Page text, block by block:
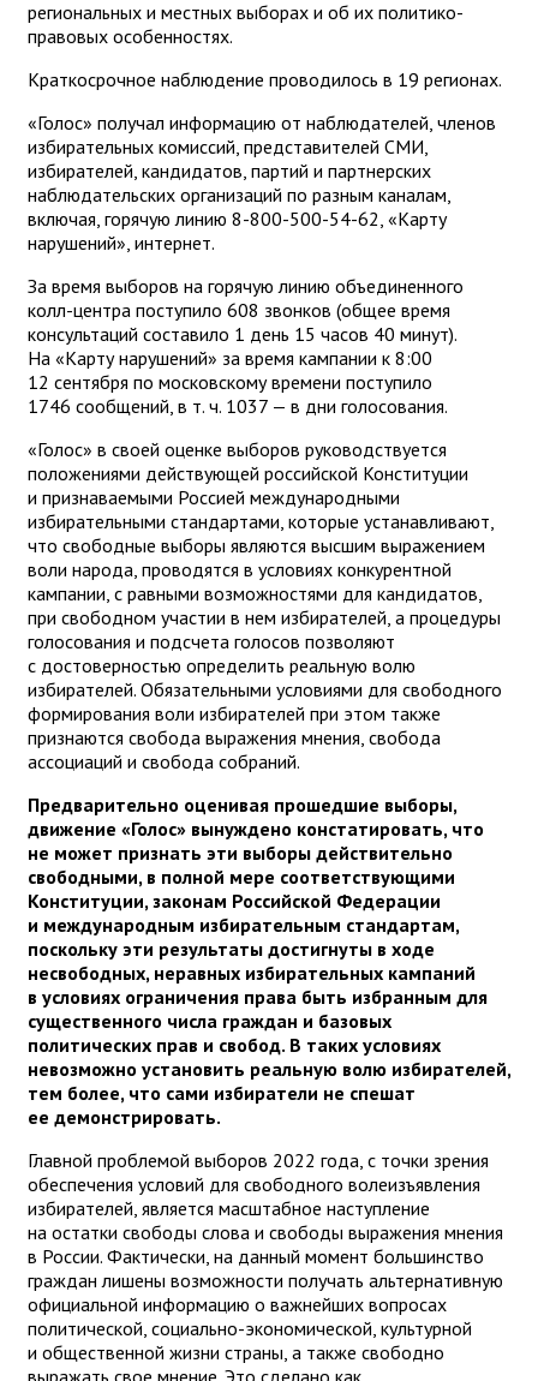
региональных и местных выборах и об их политико-
правовых особенностях.
Краткосрочное наблюдение проводилось в 19 регионах.
«Голос» получал информацию от наблюдателей, членов
избирательных комиссий, представителей СМИ,
избирателей, кандидатов, партий и партнерских
наблюдательских организаций по разным каналам,
включая, горячую линию 8-800-500-54-62, «Карту
нарушений», интернет.
За время выборов на горячую линию объединенного
колл-центра поступило 608 звонков (общее время
консультаций составило 1 день 15 часов 40 минут).
На «Карту нарушений» за время кампании к 8:00
12 сентября по московскому времени поступило
1746 сообщений, в т. ч. 1037 — в дни голосования.
«Голос» в своей оценке выборов руководствуется
положениями действующей российской Конституции
и признаваемыми Россией международными
избирательными стандартами, которые устанавливают,
что свободные выборы являются высшим выражением
воли народа, проводятся в условиях конкурентной
кампании, с равными возможностями для кандидатов,
при свободном участии в нем избирателей, а процедуры
голосования и подсчета голосов позволяют
с достоверностью определить реальную волю
избирателей. Обязательными условиями для свободного
формирования воли избирателей при этом также
признаются свобода выражения мнения, свобода
ассоциаций и свобода собраний.
Предварительно оценивая прошедшие выборы,
движение «Голос» вынуждено констатировать, что
не может признать эти выборы действительно
свободными, в полной мере соответствующими
Конституции, законам Российской Федерации
и международным избирательным стандартам,
поскольку эти результаты достигнуты в ходе
несвободных, неравных избирательных кампаний
в условиях ограничения права быть избранным для
существенного числа граждан и базовых
политических прав и свобод. В таких условиях
невозможно установить реальную волю избирателей,
тем более, что сами избиратели не спешат
ее демонстрировать.
Главной проблемой выборов 2022 года, с точки зрения
обеспечения условий для свободного волеизъявления
избирателей, является масштабное наступление
на остатки свободы слова и свободы выражения мнения
в России. Фактически, на данный момент большинство
граждан лишены возможности получать альтернативную
официальной информацию о важнейших вопросах
политической, социально-экономической, культурной
и общественной жизни страны, а также свободно